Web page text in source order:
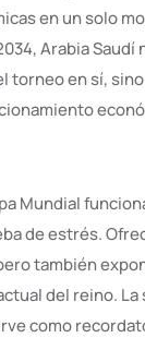
en un solo
Arabia Saudí
torneo en sí,
Mundial
de estrés.
también
del reino. La
como